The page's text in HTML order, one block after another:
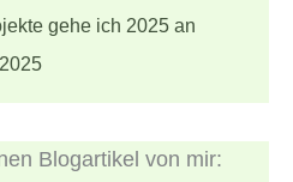
gehe ich 2025 an
Blogartikel von mir: